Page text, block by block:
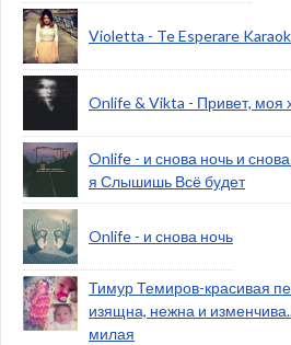
Violetta - Te Esperare
Onlife & Vikta - Привет, моя
Onlife - и снова ночь и
я Слышишь Всё будет
Onlife - и снова ночь
Тимур Темиров-красивая
изящна, нежна и
милая